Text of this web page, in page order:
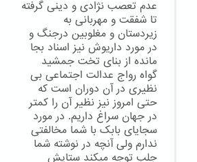
عدم تعصب نژادی و دینی گرفته
تا شفقت و مهربانی به
زیردستان و مغلوبین درجنگ و
در مورد داریوش نیز اسناد بجا
مانده از بنای تخت جمشید
گواه رواج عدالت اجتماعی بی
نظیری در آن دوران است که
حتی امروز نیز نظیر آن را کمتر
در جهان سراغ داریم. در مورد
سجایای بابک با شما مخالفتی
ندارم ولی آنچه در نوشته شما
جلب توجه میکند ستایش